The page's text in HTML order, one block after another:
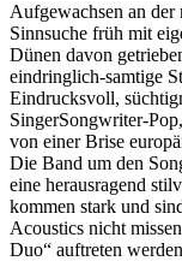
Aufgewachsen an der
Sinnsuche früh mit
Dünen davon
eindringlich-samtige
Eindrucksvoll,
SingerSongwriter-
von einer Brise
Die Band um den
eine herausragend
kommen stark und
Acoustics nicht
Duo“ auftreten